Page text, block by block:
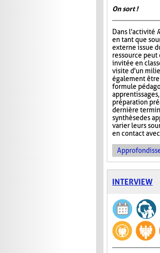
On sort !
Dans l'activité
en tant que
externe issue
ressource
invitée en
visite d'un
également
formule
préparation
dernière
synthèse des
varier leurs
en contact
INTERVIEW